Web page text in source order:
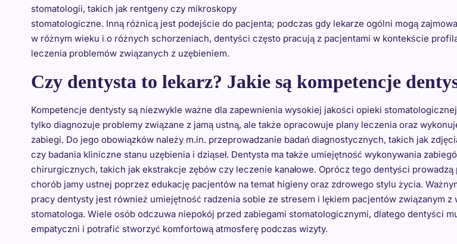
stomatologii, takich jak rentgeny czy mikroskopy
stomatologiczne. Inną różnicą jest podejście do pacjenta; podczas gdy lekarze ogólni mogą
w różnym wieku i o różnych schorzeniach, dentyści często pracują z pacjentami w kontekście
leczenia problemów związanych z uzębieniem.
Czy dentysta to lekarz? Jakie są kompetencje
Kompetencje dentysty są niezwykle ważne dla zapewnienia wysokiej jakości opieki
tylko diagnozuje problemy związane z jamą ustną, ale także opracowuje plany leczenia oraz
zabiegi. Do jego obowiązków należy m.in. przeprowadzanie badań diagnostycznych, takich jak
czy badania kliniczne stanu uzębienia i dziąseł. Dentysta ma także umiejętność wykonywania
chirurgicznych, takich jak ekstrakcje zębów czy leczenie kanałowe. Oprócz tego dentyści
chorób jamy ustnej poprzez edukację pacjentów na temat higieny oraz zdrowego stylu życia.
pracy dentysty jest również umiejętność radzenia sobie ze stresem i lękiem pacjentów związanym z
stomatologa. Wiele osób odczuwa niepokój przed zabiegami stomatologicznymi, dlatego dentyści
empatyczni i potrafić stworzyć komfortową atmosferę podczas wizyty.